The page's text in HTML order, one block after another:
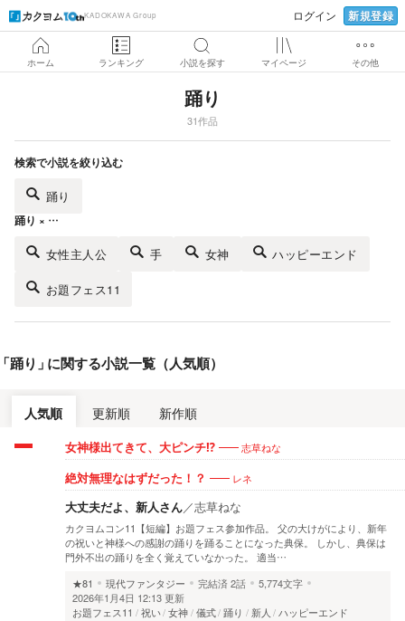
KADOKAWA Group ログイン 新規登録
ホーム ランキング 小説を探す マイページ その他
踊り
31作品
検索で小説を絞り込む
踊り
踊り × …
女性主人公 手 女神 ハッピーエンド
お題フェス11
踊り 」に関する小説一覧（人気順）
人気順 更新順 新作順
女神様出てきて、大ピンチ⁉ 志草ねな
絶対無理なはずだった！？ レネ
大丈夫だよ、新人さん／志草ねな
カクヨムコン11【短編】お題フェス参加作品。 父の大けがにより、新年
の祝いと神様への感謝の踊りを踊ることになった典保。 しかし、典保は
門外不出の踊りを全く覚えていなかった。 適当…
★81
現代ファンタジー 完結済2話
5,774文字
2026年1月4日 12:13 更新
お題フェス11
祝い 女神 儀式 踊り 新人 ハッピーエンド